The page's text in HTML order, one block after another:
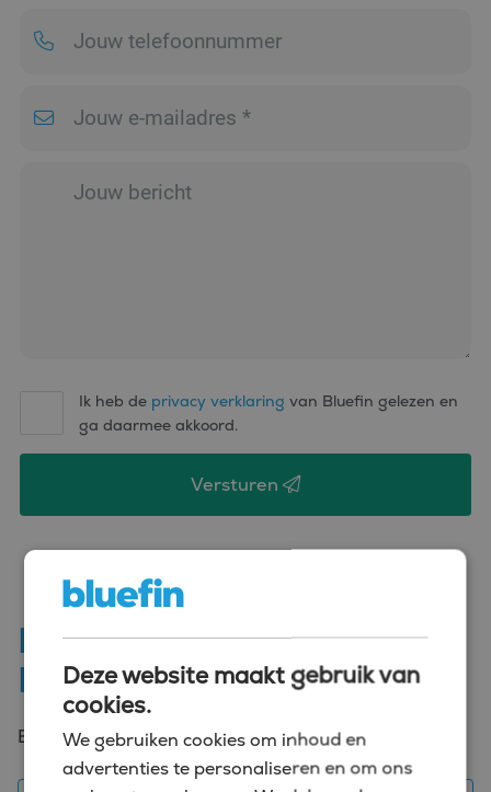
Ik heb de privacy verklaring van Bluefin gelezen en
ga daarmee akkoord.
Versturen
Meer vacatures in
Rotterdam
Een overzicht van vacatures in de buurt.
Deze website maakt gebruik van
cookies.
We gebruiken cookies om inhoud en
advertenties te personaliseren en om ons